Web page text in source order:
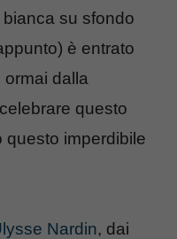
su sfondo
è entrato
ormai dalla
questo
questo imperdibile
Nardin, dai